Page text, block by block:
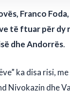
Franco
të ftuar për dy
dhe Andorrës.
ka disa risi,
Nivokazin dhe